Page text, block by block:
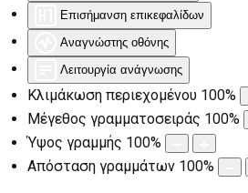
Επισήμανση επικεφαλίδων
Αναγνώστης οθόνης
Λειτουργία ανάγνωσης
Κλιμάκωση περιεχομένου 100%
Μέγεθος γραμματοσειράς 100%
Ύψος γραμμής 100%
Απόσταση γραμμάτων 100%